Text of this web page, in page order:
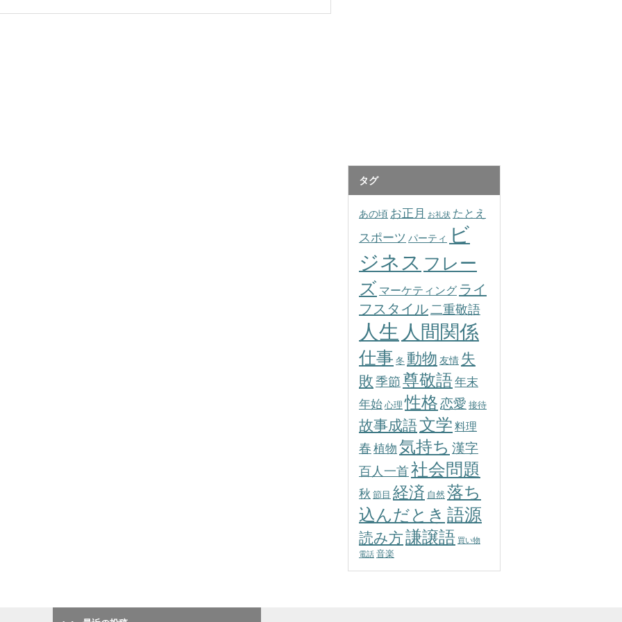
タグ
あの頃 お正月 お礼状 たとえ
スポーツ パーティ
ビ
ジネス フレー
ズ マーケティング ライ
フスタイル 二重敬語
人生 人間関係
仕事 冬 動物 友情 失
敗 季節 尊敬語年末
年始 心理 性格恋愛 接待
故事成語文学 料理
春 植物 気持ち 漢字
百人一首社会問題
秋 節目 経済 自然 落ち
込んだとき 語源
読み方謙譲語 買い物
電話 音楽